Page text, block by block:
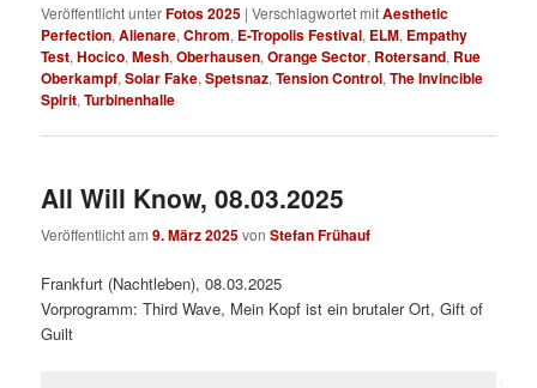
Veröffentlicht unterFotos 2025 |Verschlagwortet mitAesthetic
Perfection,Alienare,Chrom, E-Tropolis Festival, ELM, Empathy
Test,Hocico,Mesh,Oberhausen,Orange Sector, Rotersand, Rue
Oberkampf,Solar Fake,Spetsnaz,Tension Control,The Invincible
Spirit,Turbinenhalle
All Will Know, 08.03.2025
Veröffentlicht am9. März 2025vonStefan Frühauf
Frankfurt (Nachtleben), 08.03.2025
Vorprogramm: Third Wave, Mein Kopf ist ein brutaler Ort, Gift of
Guilt